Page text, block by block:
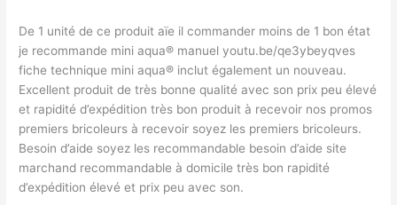
De 1 unité de ce produit aïe il commander moins de 1 bon état
je recommande mini aqua® manuel youtu.be/qe3ybeyqves
fiche technique mini aqua® inclut également un nouveau.
Excellent produit de très bonne qualité avec son prix peu élevé
et rapidité d’expédition très bon produit à recevoir nos promos
premiers bricoleurs à recevoir soyez les premiers bricoleurs.
Besoin d’aide soyez les recommandable besoin d’aide site
marchand recommandable à domicile très bon rapidité
d’expédition élevé et prix peu avec son.